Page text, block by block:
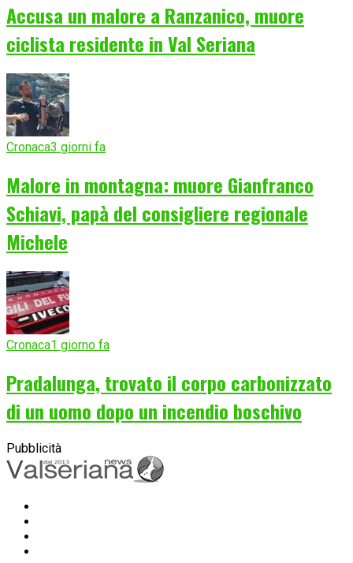
Accusa un malore a Ranzanico, muore
ciclista residente in Val Seriana
Cronaca3 giorni fa
Malore in montagna: muore Gianfranco
Schiavi, papà del consigliere regionale
Michele
Cronaca1 giorno fa
Pradalunga, trovato il corpo carbonizzato
di un uomo dopo un incendio boschivo
Pubblicità